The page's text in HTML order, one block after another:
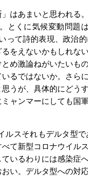
はあまいと思われる
とくに気候変動問題
って詩的表現、政治
をえないかもしれな
め激論ねがいたいも
るではないか。さら
うが、具体的にどう
ャンマーにしても国
スそれもデルタ型
て新型コロナウイル
いるわりには感染症
い。デルタ型への対